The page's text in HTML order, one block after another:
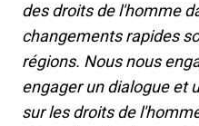
des droits de l'homme
changements rapides
régions. Nous nous
engager un dialogue et
sur les droits de